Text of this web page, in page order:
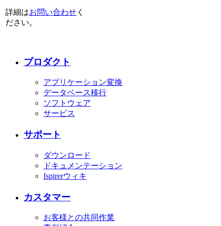
詳細はお問い合わせ く
ださい。
プロダクト
アプリケーション変換
データベース移行
ソフトウェア
サービス
サポート
ダウンロード
ドキュメンテーション
Ispirerウィキ
カスタマー
お客様との共同作業